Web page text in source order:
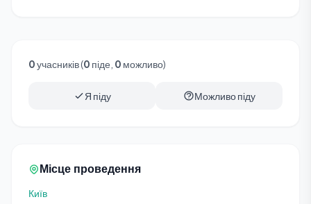
0учасників (0 піде, 0 можливо)
Я піду Можливо піду
Місце проведення
Київ